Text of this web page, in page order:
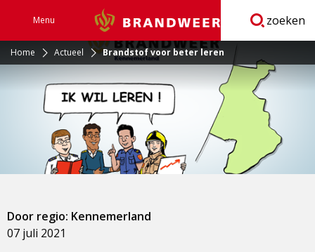
Menu Brandweer zoeken
Home Actueel Brandstof voor beter leren
07 juli 2021
Door regio: Kennemerland